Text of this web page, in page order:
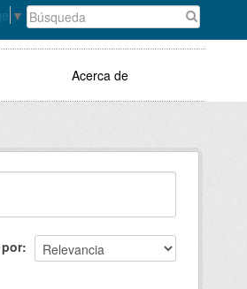
▼
Acerca de